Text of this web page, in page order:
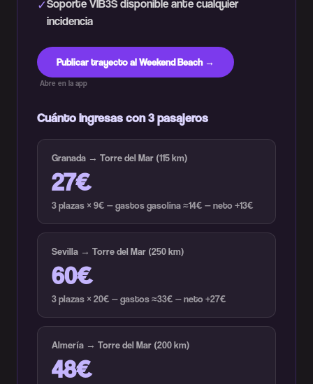
✓Soporte VIB3S disponible ante cualquier
incidencia
Publicar trayecto al Weekend Beach →
Abre en la app
Cuánto ingresas con 3 pasajeros
Granada → Torre del Mar (115 km)
27€
3 plazas × 9€ — gastos gasolina ≈14€ — neto +13€
Sevilla → Torre del Mar (250 km)
60€
3 plazas × 20€ — gastos ≈33€ — neto +27€
Almería → Torre del Mar (200 km)
48€